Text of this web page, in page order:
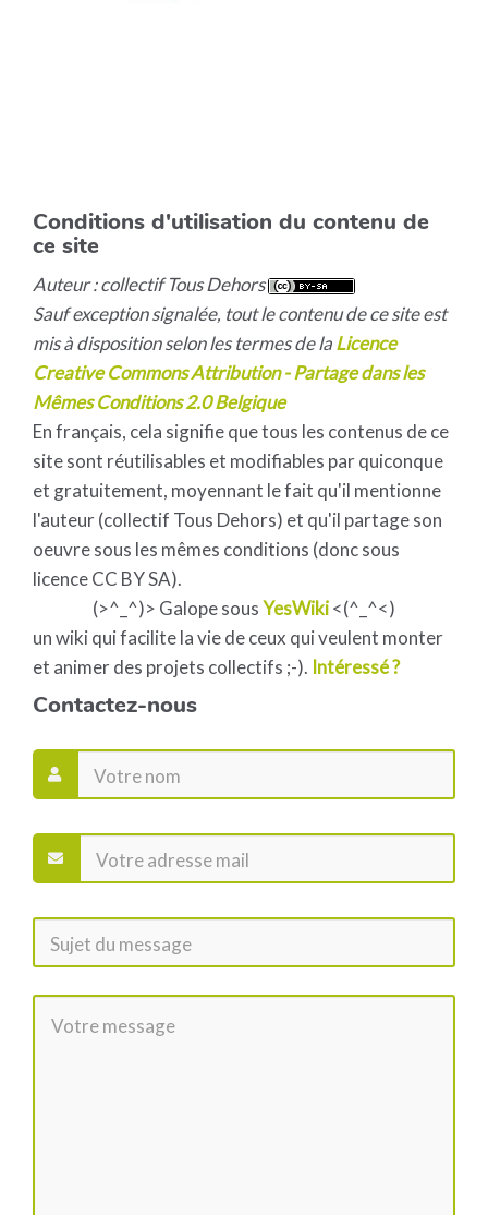
Conditions d'utilisation du contenu de
ce site
Auteur : collectif Tous Dehors
Sauf exception signalée, tout le contenu de ce site est
mis à disposition selon les termes de laLicence
Creative Commons Attribution - Partage dans les
Mêmes Conditions 2.0 Belgique
En français, cela signifie que tous les contenus de ce
site sont réutilisables et modifiables par quiconque
et gratuitement, moyennant le fait qu'il mentionne
l'auteur (collectif Tous Dehors) et qu'il partage son
oeuvre sous les mêmes conditions (donc sous
licence CC BY SA).
(>^_^)> Galope sousYesWiki<(^_^<)
un wiki qui facilite la vie de ceux qui veulent monter
et animer des projets collectifs ;-). Intéressé ?
Contactez-nous